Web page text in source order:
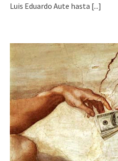
Luis Eduardo Aute hasta [...]